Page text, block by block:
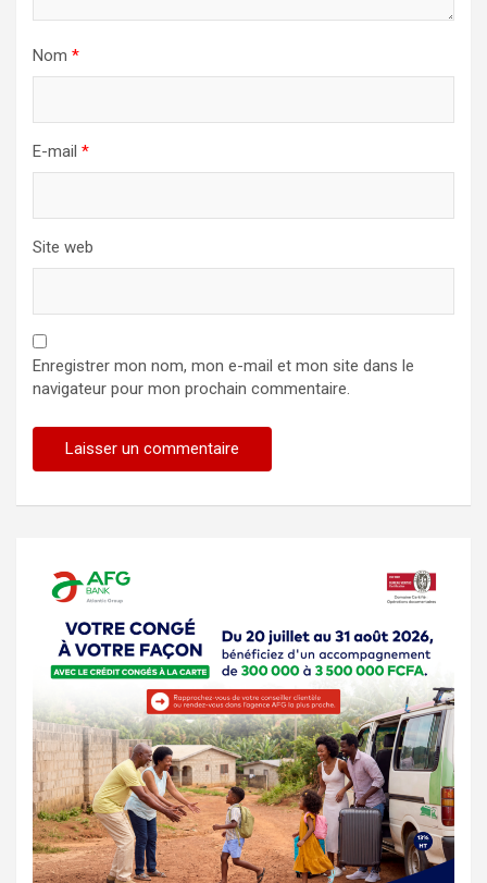
Nom *
E-mail *
Site web
Enregistrer mon nom, mon e-mail et mon site dans le
navigateur pour mon prochain commentaire.